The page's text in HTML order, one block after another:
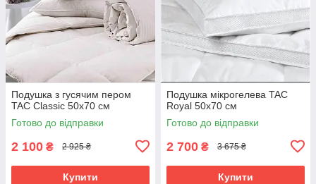
Подушка з гусячим пером
TAC Classic 50х70 см
Готово до відправки
2 100 ₴ 2 925 ₴
Купити
Подушка мікрогелева TAC
Royal 50х70 см
Готово до відправки
2 700 ₴ 3 675 ₴
Купити